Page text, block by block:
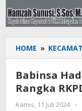
HOME »
Babinsa
Rangka
Kamis, 11 Juli 2024 -